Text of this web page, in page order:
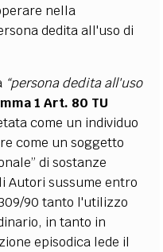
nella
dedita all'uso di
“persona dedita all'uso
1 Art. 80 TU
come un individuo
come un soggetto
di sostanze
Autori sussume entro
90 tanto l'utilizzo
in tanto in
episodica lede il